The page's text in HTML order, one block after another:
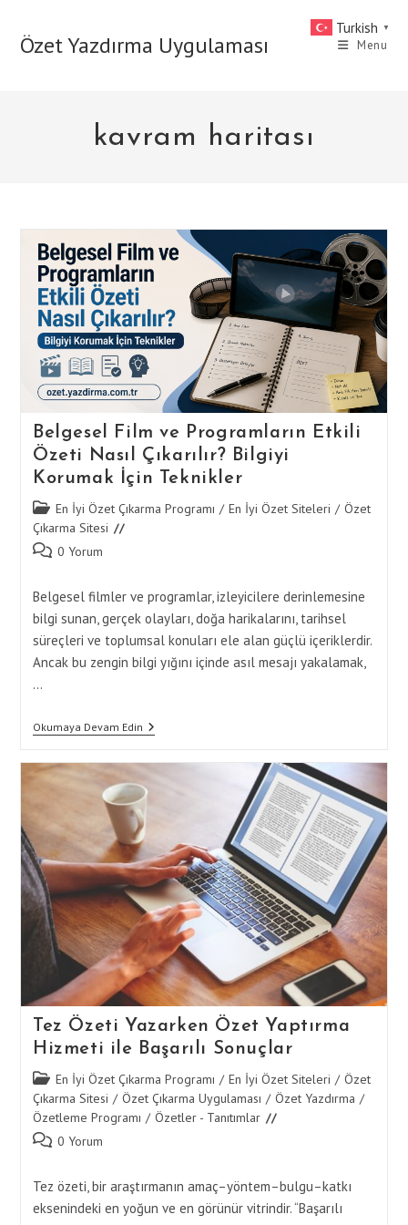
contentÖzet Yazdırma Uygulaması Menu
kavram haritası
Belgesel Film ve Programların Etkili
Özeti Nasıl Çıkarılır? Bilgiyi
Korumak İçin Teknikler
Post
category:
En İyi Özet Çıkarma Programı / En İyi Özet Siteleri / Özet
Çıkarma Sitesi
Post 0 Yorum
Belgesel filmler ve programlar, izleyicilere derinlemesine
bilgi sunan, gerçek olayları, doğa harikalarını, tarihsel
süreçleri ve toplumsal konuları ele alan güçlü içeriklerdir.
Ancak bu zengin bilgi yığını içinde asıl mesajı yakalamak,
…
Okumaya Devam EdinBelgesel
Etkili
Özeti
Nasıl
Çıkarılır?
Bilgiyi
Korumak
İçin
Teknikler
Tez Özeti Yazarken Özet Yaptırma
Hizmeti ile Başarılı Sonuçlar
Post
category:
En İyi Özet Çıkarma Programı / En İyi Özet Siteleri / Özet
Çıkarma Sitesi / Özet Çıkarma Uygulaması / Özet Yazdırma /
Özetleme Programı / Özetler - Tanıtımlar
Post 0 Yorum
Tez özeti, bir araştırmanın amaç–yöntem–bulgu–katkı
eksenindeki en yoğun ve en görünür vitrindir. “Başarılı
Turkish ▼